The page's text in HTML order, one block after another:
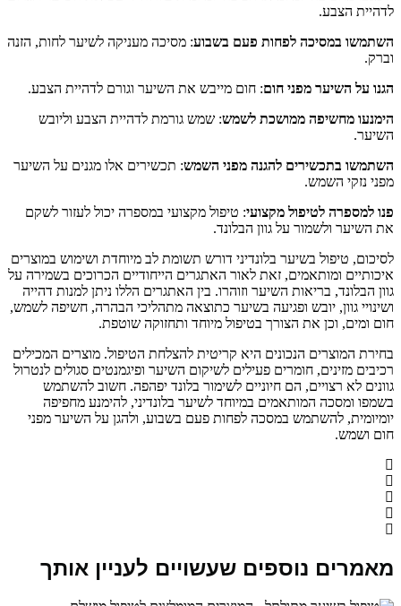
לדהיית הצבע.
השתמשו במסיכה לפחות פעם בשבוע: מסיכה מעניקה לשיער לחות, הזנה
וברק.
הגנו על השיער מפני חום: חום מייבש את השיער וגורם לדהיית הצבע.
הימנעו מחשיפה ממושכת לשמש: שמש גורמת לדהיית הצבע וליובש
השיער.
השתמשו בתכשירים להגנה מפני השמש: תכשירים אלו מגנים על השיער
מפני נזקי השמש.
פנו למספרה לטיפול מקצועי: טיפול מקצועי במספרה יכול לעזור לשקם
את השיער ולשמור על גוון הבלונד.
לסיכום, טיפול בשיער בלונדיני דורש תשומת לב מיוחדת ושימוש במוצרים
איכותיים ומותאמים, זאת לאור האתגרים הייחודיים הכרוכים בשמירה על
גוון הבלונד, בריאות השיער וזוהרו. בין האתגרים הללו ניתן למנות דהייה
ושינויי גוון, יובש ופגיעה בשיער כתוצאה מתהליכי הבהרה, חשיפה לשמש,
חום ומים, וכן את הצורך בטיפול מיוחד ותחזוקה שוטפת.
בחירת המוצרים הנכונים היא קריטית להצלחת הטיפול. מוצרים המכילים
רכיבים מזינים, חומרים פעילים לשיקום השיער ופיגמנטים סגולים לנטרול
גוונים לא רצויים, הם חיוניים לשימור בלונד יפהפה. חשוב להשתמש
בשמפו ומסכה המותאמים במיוחד לשיער בלונדיני, להימנע מחפיפה
יומיומית, להשתמש במסכה לפחות פעם בשבוע, ולהגן על השיער מפני
חום ושמש.
מאמרים נוספים שעשויים לעניין אותך